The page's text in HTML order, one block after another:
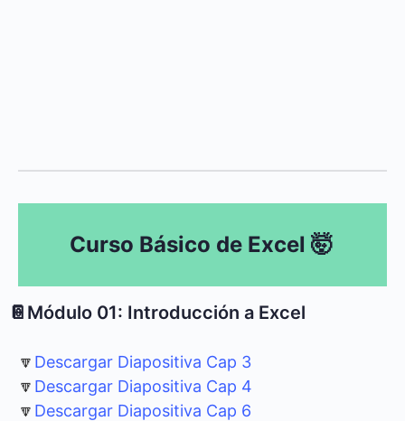
Curso Básico de Excel 🤯
📔Módulo 01: Introducción a Excel
🔽 Descargar Diapositiva Cap 3
🔽 Descargar Diapositiva Cap 4
🔽 Descargar Diapositiva Cap 6